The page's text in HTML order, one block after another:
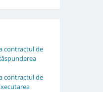
contractul de
contractul de